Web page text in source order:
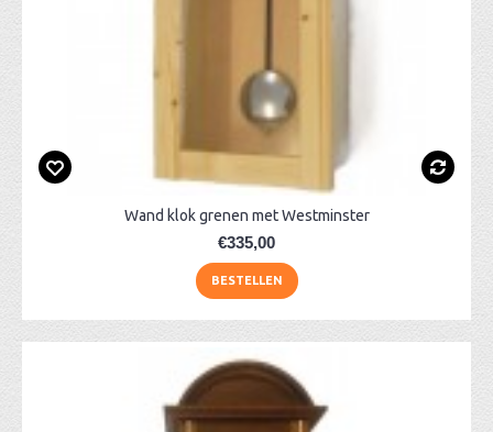
Wand klok grenen met Westminster
€335,00
BESTELLEN